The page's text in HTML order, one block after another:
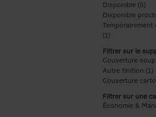
Disponible (5)
Disponible
(1) Apply
Filtrer sur le
Couverture
Autre finition (1)
Couverture
Filtrer sur une
Économie &